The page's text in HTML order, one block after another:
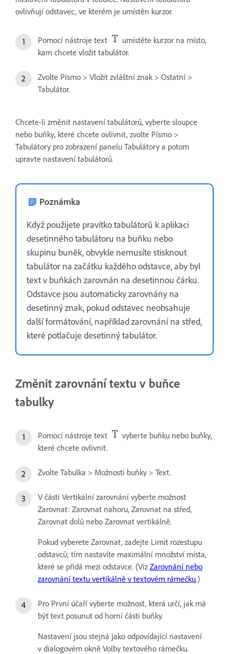
ovlivňují odstavec, ve kterém je umístěn kurzor.
Pomocí nástroje text
umístěte kurzor na místo,
kam chcete vložit tabulátor.
Zvolte Písmo > Vložit zvláštní znak > Ostatní >
Tabulátor.
Chcete-li změnit nastavení tabulátorů, vyberte sloupce
nebo buňky, které chcete ovlivnit, zvolte Písmo >
Tabulátory pro zobrazení panelu Tabulátory a potom
upravte nastavení tabulátorů.
Poznámka
Když použijete pravítko tabulátorů k aplikaci
desetinného tabulátoru na buňku nebo
skupinu buněk, obvykle nemusíte stisknout
tabulátor na začátku každého odstavce, aby byl
text v buňkách zarovnán na desetinnou čárku.
Odstavce jsou automaticky zarovnány na
desetinný znak, pokud odstavec neobsahuje
další formátování, například zarovnání na střed,
které potlačuje desetinný tabulátor.
Změnit zarovnání textu v buňce
tabulky
Pomocí nástroje text
vyberte buňku nebo buňky,
které chcete ovlivnit.
Zvolte Tabulka > Možnosti buňky > Text.
V části Vertikální zarovnání vyberte možnost
Zarovnat: Zarovnat nahoru, Zarovnat na střed,
Zarovnat dolů nebo Zarovnat vertikálně.
Pokud vyberete Zarovnat, zadejte Limit rozestupu
odstavců; tím nastavíte maximální množství místa,
které se přidá mezi odstavce. (Viz Zarovnání nebo
zarovnání textu vertikálně v textovém rámečku.)
Pro První účaří vyberte možnost, která určí, jak má
být text posunut od horní části buňky.
Nastavení jsou stejná jako odpovídající nastavení
v dialogovém okně Volby textového rámečku.